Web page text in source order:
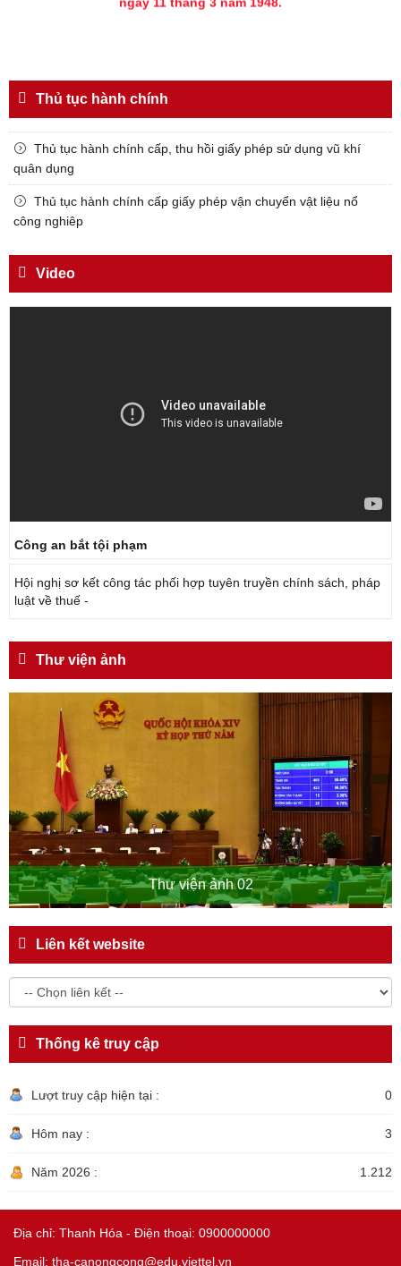
Thủ tục hành chính
Thủ tục hành chính cấp, thu hồi giấy phép sử dụng vũ khí
quân dụng
Thủ tục hành chính cấp giấy phép vận chuyển vật liệu nổ
công nghiêp
Video
Công an bắt tội phạm
Hội nghị sơ kết công tác phối hợp tuyên truyền chính sách, pháp
luật về thuế -
Thư viện ảnh
Thư viện ảnh 02
Liên kết website
Thống kê truy cập
Lượt truy cập hiện tại : 0
Hôm nay : 3
Năm 2026 : 1.212
Địa chỉ: Thanh Hóa - Điện thoại: 0900000000
Email: tha-canongcong@edu.viettel.vn